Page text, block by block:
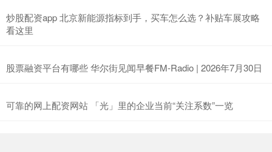
炒股配资app 北京新能源指标到手，买车怎么选？补贴车展攻略
看这里
股票融资平台有哪些 华尔街见闻早餐FM-Radio | 2026年7月30日
可靠的网上配资网站 「光」里的企业当前“关注系数”一览